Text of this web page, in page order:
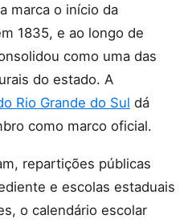
marca o início da
1835, e ao longo de
como uma das
do estado. A
Rio Grande do Sul dá
como marco oficial.
repartições públicas
e escolas estaduais
o calendário escolar